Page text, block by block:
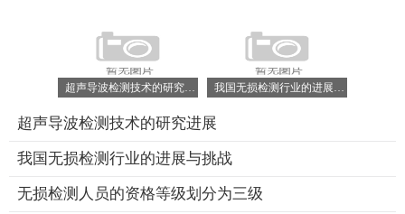
超声导波检测技术的研究进展
我国无损检测行业的进展与挑战
无损检测人员的资格等级划分为三级